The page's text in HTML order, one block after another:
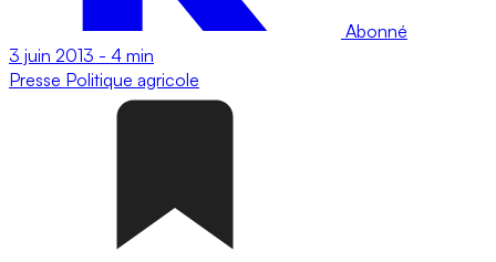
Abonné
3 juin 2013 - 4 min
Presse Politique agricole